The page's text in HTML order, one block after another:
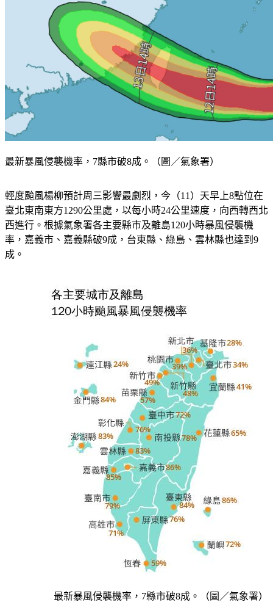
最新暴風侵襲機率，7縣市破8成。（圖／氣象署）
輕度颱風楊柳預計周三影響最劇烈，今（11）天早上8點位在
臺北東南東方1290公里處，以每小時24公里速度，向西轉西北
西進行。根據氣象署各主要縣市及離島120小時暴風侵襲機
率，嘉義市、嘉義縣破9成，台東縣、綠島、雲林縣也達到9
成。
最新暴風侵襲機率，7縣市破8成。（圖／氣象署）